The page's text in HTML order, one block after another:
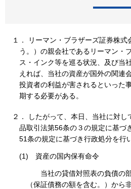
１． リーマン・ブラザーズ証券株
う。）の親会社であるリーマン・
ス・インク等を巡る状況、及び当
えれば、当社の資産が国外の関連
投資者の利益が害されるといった
期する必要がある。
２． したがって、本日、当社に対
品取引法第56条の３の規定に基づ
51条の規定に基づき行政処分を行
(1) 資産の国内保有命令
当社の貸借対照表の負債の
（保証債務の額を含む。）から